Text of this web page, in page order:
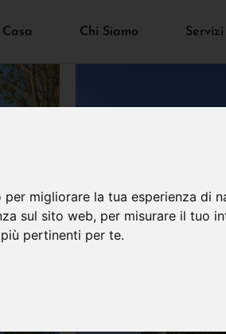
migliorare la tua esperienza di
sul sito web, per misurare il tuo
pertinenti per te.
Chi Siamo Servizi